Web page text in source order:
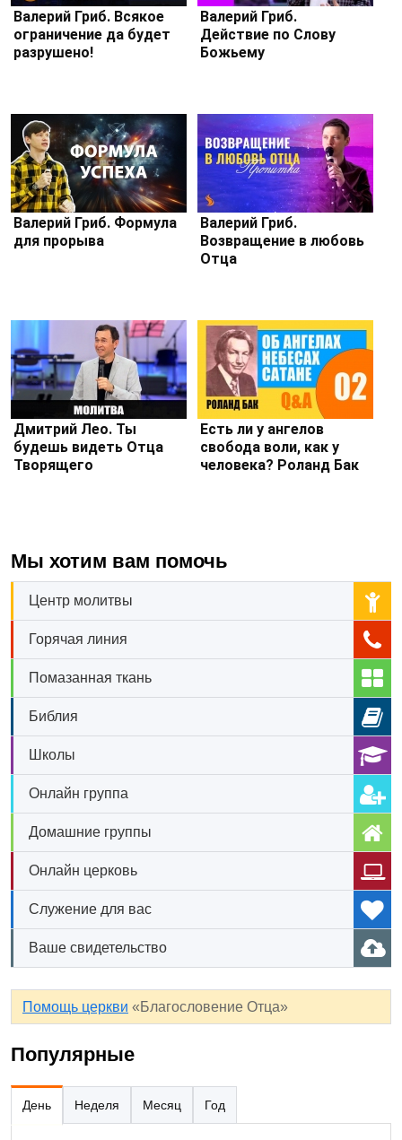
Валерий Гриб. Всякое
ограничение да будет
разрушено!
Валерий Гриб.
Действие по Слову
Божьему
Валерий Гриб. Формула
для прорыва
Валерий Гриб.
Возвращение в любовь
Отца
Дмитрий Лео. Ты
будешь видеть Отца
Творящего
Есть ли у ангелов
свобода воли, как у
человека? Роланд Бак
Мы хотим вам помочь
Центр молитвы
Горячая линия
Помазанная ткань
Библия
Школы
Онлайн группа
Домашние группы
Онлайн церковь
Служение для вас
Ваше свидетельство
Помощь церкви «Благословение Отца»
Популярные
День Неделя Месяц Год